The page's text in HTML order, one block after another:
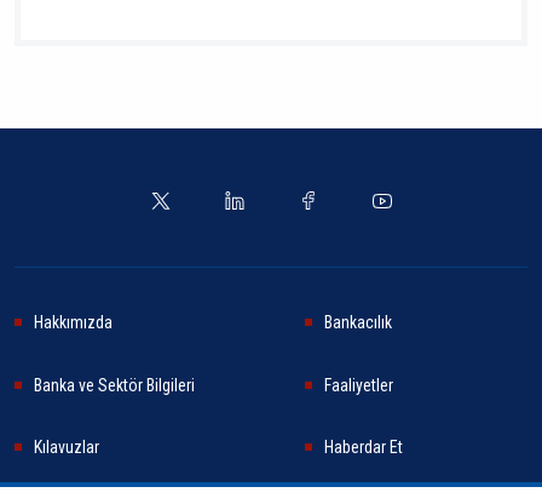
Hakkımızda Bankacılık
Banka ve Sektör Bilgileri Faaliyetler
Kılavuzlar Haberdar Et